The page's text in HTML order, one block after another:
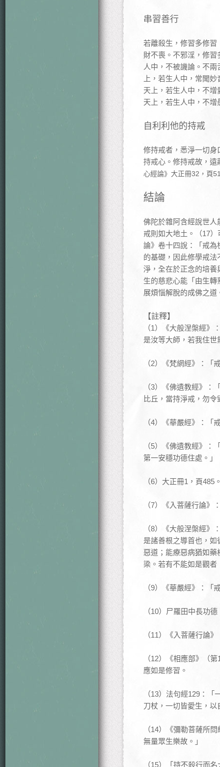
串習善行
若離殺生，修習多修
財不喪。不邪淫，修
人中，不被譏論。不
上，若生人中，常聞
天上，若生人中，不
天上，若生人中，不
自利利他的持戒
修持戒者，悉淨一切
持戒心。修持戒故，
心經論》大正冊32，頁
結論
佛陀於雜阿含經說世
戒則如大地土。（17
論》卷十四說：「戒
的基礎，因此修學戒
淨，全在於正念的培
生的慈悲心能「由生
展煩惱解脫的成佛之道
【註釋】
（1）《大般涅槃經》
是汝等大師，若我住世
（2）《梵網經》：「
（3）《佛遺教經》：
比丘，當持淨戒，勿令
（4）《華嚴經》：「
（5）《佛遺教經》：
第一安穩功德住處。」
（6）大正冊1，頁485
（7）《入菩薩行論》
（8）《大般涅槃經》
是諸善根之導首也，
惡道；能療惡病猶如
梁。若有不能如是觀者
（9）《華嚴經》：「
（10）尸羅田中長功
（11）《入菩薩行論
（12）《相應部》（
應如是修習。
（13）法句經129：
刀杖，一切皆愛生，
（14）《彌勒菩薩所
無量眾生樂故。」
（15）「持不殺行而